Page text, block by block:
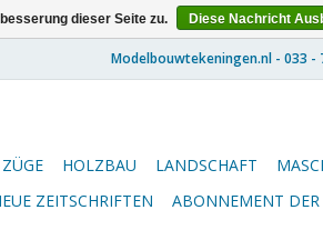
ZÜGE HOLZBAU LANDSCHAFT
ZEITSCHRIFTEN ABONNEMENT
dieser Seite zu. Diese Nachricht